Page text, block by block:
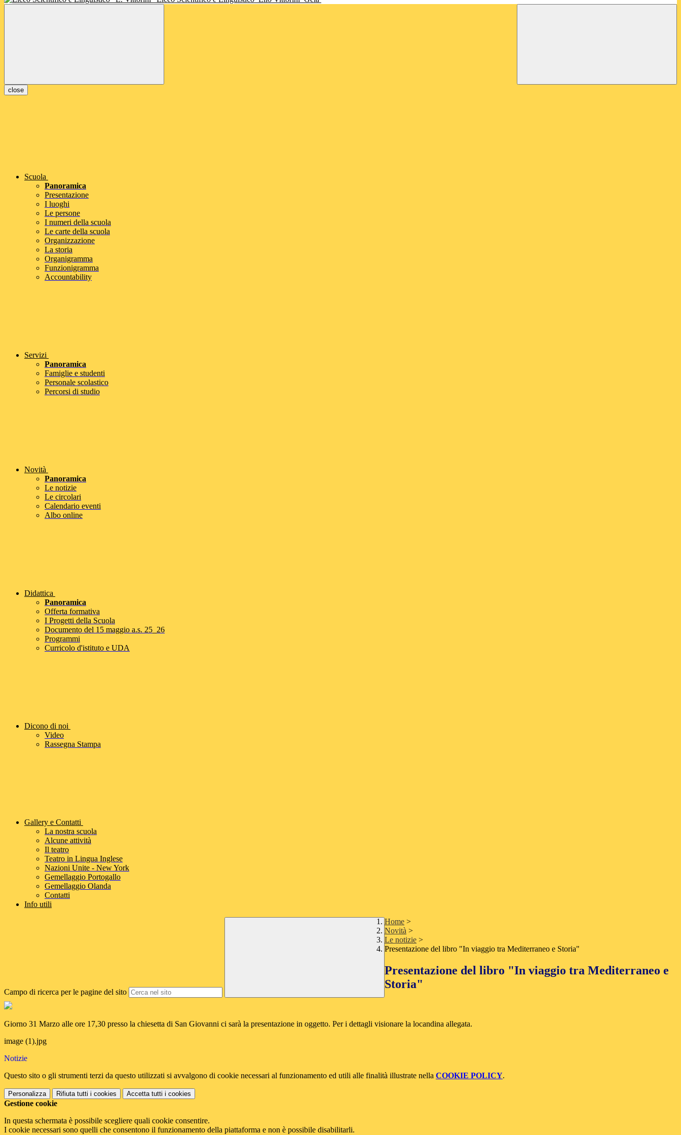
close
Scuola
Panoramica
Presentazione
I luoghi
Le persone
I numeri della scuola
Le carte della scuola
Organizzazione
La storia
Organigramma
Funzionigramma
Accountability
Servizi
Panoramica
Famiglie e studenti
Personale scolastico
Percorsi di studio
Novità
Panoramica
Le notizie
Le circolari
Calendario eventi
Albo online
Didattica
Panoramica
Offerta formativa
I Progetti della Scuola
Documento del 15 maggio a.s. 25_26
Programmi
Curricolo d'istituto e UDA
Dicono di noi
Video
Rassegna Stampa
Gallery e Contatti
La nostra scuola
Alcune attività
Il teatro
Teatro in Lingua Inglese
Nazioni Unite - New York
Gemellaggio Portogallo
Gemellaggio Olanda
Contatti
Info utili
Campo di ricerca per le pagine del sito
Home >
Novità >
Le notizie >
Presentazione del libro "In viaggio tra Mediterraneo e Storia"
Presentazione del libro "In viaggio tra Mediterraneo e
Storia"
Giorno 31 Marzo alle ore 17,30 presso la chiesetta di San Giovanni ci sarà la presentazione in oggetto. Per i dettagli visionare la locandina allegata.
image (1).jpg
Notizie
Questo sito o gli strumenti terzi da questo utilizzati si avvalgono di cookie necessari al funzionamento ed utili alle finalità illustrate nella COOKIE POLICY.
Personalizza Rifiuta tutti i cookies Accetta tutti i cookies
Gestione cookie
In questa schermata è possibile scegliere quali cookie consentire.
I cookie necessari sono quelli che consentono il funzionamento della piattaforma e non è possibile disabilitarli.